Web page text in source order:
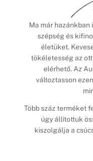
Ma már hazánkban
szépség és
életüket.
tökéletesség az
elérhető. Az
változtasson
Több száz terméket
úgy állítottuk
kiszolgálja a